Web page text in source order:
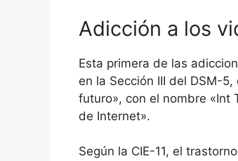
Adicción a los
Esta primera de las
en la Sección III del DSM-
futuro», con el nombre «Int
de Internet».
Según la CIE-11, el